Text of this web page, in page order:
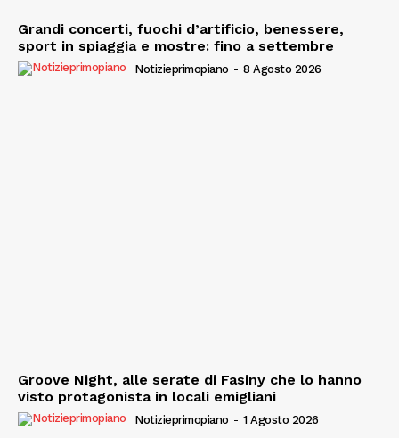
Grandi concerti, fuochi d’artificio, benessere,
sport in spiaggia e mostre: fino a settembre
Notizieprimopiano - 8 Agosto 2026
Groove Night, alle serate di Fasiny che lo hanno
visto protagonista in locali emigliani
Notizieprimopiano - 1 Agosto 2026